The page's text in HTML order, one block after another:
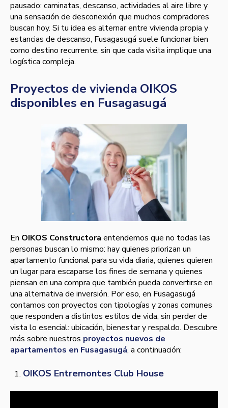
pausado: caminatas, descanso, actividades al aire libre y
una sensación de desconexión que muchos compradores
buscan hoy. Si tu idea es alternar entre vivienda propia y
estancias de descanso, Fusagasugá suele funcionar bien
como destino recurrente, sin que cada visita implique una
logística compleja.
Proyectos de vivienda OIKOS
disponibles en Fusagasugá
En OIKOS Constructora entendemos que no todas las
personas buscan lo mismo: hay quienes priorizan un
apartamento funcional para su vida diaria, quienes quieren
un lugar para escaparse los fines de semana y quienes
piensan en una compra que también pueda convertirse en
una alternativa de inversión. Por eso, en Fusagasugá
contamos con proyectos con tipologías y zonas comunes
que responden a distintos estilos de vida, sin perder de
vista lo esencial: ubicación, bienestar y respaldo. Descubre
más sobre nuestros proyectos nuevos de
apartamentos en Fusagasugá, a continuación:
OIKOS Entremontes Club House